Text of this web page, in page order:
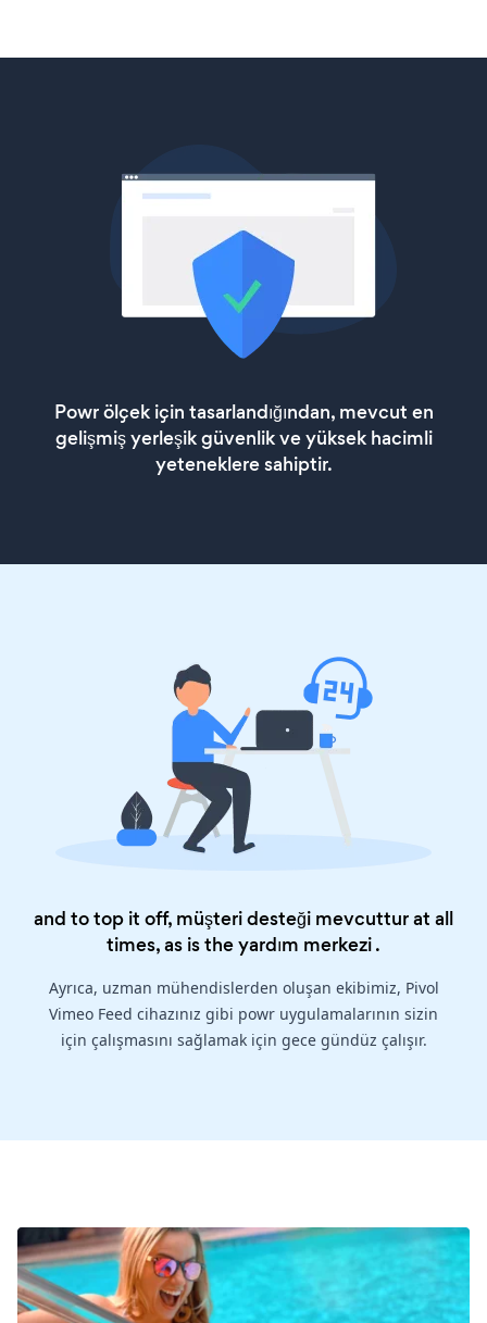
Powr ölçek için tasarlandığından, mevcut en
gelişmiş yerleşik güvenlik ve yüksek hacimli
yeteneklere sahiptir.
and to top it off, müşteri desteği mevcuttur at all
times, as is theyardım merkezi.
Ayrıca, uzman mühendislerden oluşan ekibimiz, Pivol
Vimeo Feed cihazınız gibi powr uygulamalarının sizin
için çalışmasını sağlamak için gece gündüz çalışır.